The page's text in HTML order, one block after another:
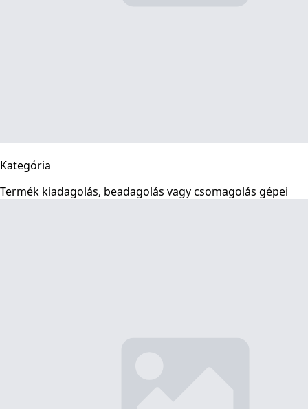
Kategória
Termék kiadagolás, beadagolás vagy csomagolás gépei